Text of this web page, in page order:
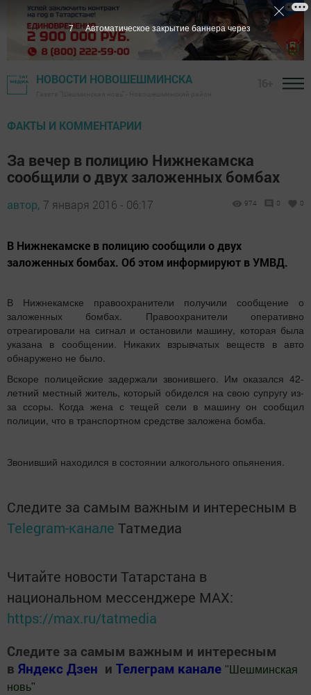
НОВОСТИ НОВОШЕШМИНСКА
ФАКТЫ И КОММЕНТАРИИ
За вечер в полицию Нижнекамска
сообщили о двух заложенных бомбах
автор, 7 января 2016 - 06:17 974 0 0
В Нижнекамске в полицию сообщили о двух
заложенных бомбах. Об этом информируют в УМВД.
В Нижнекамске правоохранители получили сообщение о
заложенных бомбах. Правоохранители оперативно
отреагировали на сигнал и остановили машину, которая была
указана в сообщении. Никаких взрывчатых веществ в авто
обнаружено не было.
Вскоре полицейские задержали звонившего. Им оказался 42-
летний местный житель, который обиделся на свою супругу из-
за ссоры. Когда жена с тещей сели в машину он сообщил
полиции, что в транспортном средстве заложена бомба.
Звонивший находился в состоянии алкогольного опьянения.
Следите за самым важным и интересным в
Telegram-канале Татмедиа
Читайте новости Татарстана в
национальном мессенджере MАХ:
https://max.ru/tatmedia
Следите за самым важным и интересным
в Яндекс Дзен и Телеграм канале " Шешминская
новь"
6 Автоматическое закрытие баннера через